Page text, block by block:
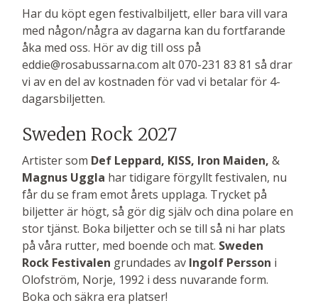
Har du köpt egen festivalbiljett, eller bara vill vara
med någon/några av dagarna kan du fortfarande
åka med oss. Hör av dig till oss på
eddie@rosabussarna.com alt 070-231 83 81 så drar
vi av en del av kostnaden för vad vi betalar för 4-
dagarsbiljetten.
Sweden Rock 2027
Artister som Def Leppard, KISS, Iron Maiden, &
Magnus Uggla har tidigare förgyllt festivalen, nu
får du se fram emot årets upplaga. Trycket på
biljetter är högt, så gör dig själv och dina polare en
stor tjänst. Boka biljetter och se till så ni har plats
på våra rutter, med boende och mat. Sweden
Rock Festivalen grundades av Ingolf Persson i
Olofström, Norje, 1992 i dess nuvarande form.
Boka och säkra era platser!